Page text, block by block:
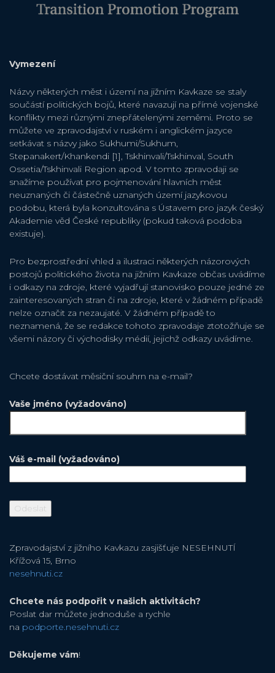
Vymezení
Názvy některých měst i území na jižním Kavkaze se staly
součástí politických bojů, které navazují na přímé vojenské
konflikty mezi různými znepřátelenými zeměmi. Proto se
můžete ve zpravodajství v ruském i anglickém jazyce
setkávat s názvy jako Sukhumi/Sukhum,
Stepanakert/Khankendi [1], Tskhinvali/Tskhinval, South
Ossetia/Tskhinvali Region apod. V tomto zpravodaji se
snažíme používat pro pojmenování hlavních měst
neuznaných či částečně uznaných území jazykovou
podobu, která byla konzultována s Ústavem pro jazyk český
Akademie věd České republiky (pokud taková podoba
existuje).
Pro bezprostřední vhled a ilustraci některých názorových
postojů politického života na jižním Kavkaze občas uvádíme
i odkazy na zdroje, které vyjadřují stanovisko pouze jedné ze
zainteresovaných stran či na zdroje, které v žádném případě
nelze označit za nezaujaté. V žádném případě to
neznamená, že se redakce tohoto zpravodaje ztotožňuje se
všemi názory či východisky médií, jejichž odkazy uvádíme.
Chcete dostávat měsiční souhrn na e-mail?
Vaše jméno (vyžadováno)
Váš e-mail (vyžadováno)
Zpravodajství z jižního Kavkazu zasjišťuje NESEHNUTÍ
Křížová 15, Brno
nesehnuti.cz
Chcete nás podpořit v našich aktivitách?
Poslat dar můžete jednoduše a rychle
na podporte.nesehnuti.cz
Děkujeme vám!